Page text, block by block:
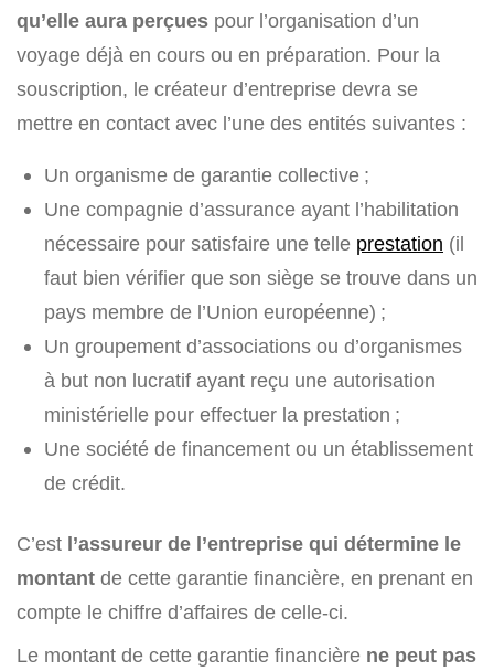
qu’elle aura perçues pour l’organisation d’un
voyage déjà en cours ou en préparation. Pour la
souscription, le créateur d’entreprise devra se
mettre en contact avec l’une des entités suivantes :
Un organisme de garantie collective ;
Une compagnie d’assurance ayant l’habilitation
nécessaire pour satisfaire une telle prestation (il
faut bien vérifier que son siège se trouve dans un
pays membre de l’Union européenne) ;
Un groupement d’associations ou d’organismes
à but non lucratif ayant reçu une autorisation
ministérielle pour effectuer la prestation ;
Une société de financement ou un établissement
de crédit.
C’est l’assureur de l’entreprise qui détermine le
montant de cette garantie financière, en prenant en
compte le chiffre d’affaires de celle-ci.
Le montant de cette garantie financière ne peut pas